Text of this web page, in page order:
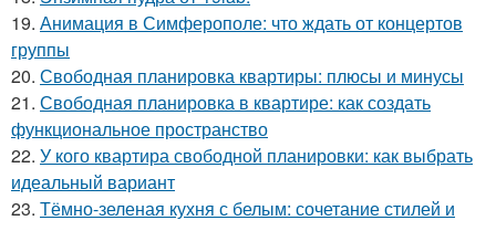
19. Анимация в Симферополе: что ждать от концертов
группы
20. Свободная планировка квартиры: плюсы и минусы
21. Свободная планировка в квартире: как создать
функциональное пространство
22. У кого квартира свободной планировки: как выбрать
идеальный вариант
23. Тёмно-зеленая кухня с белым: сочетание стилей и